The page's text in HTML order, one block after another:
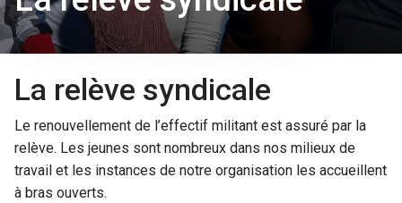
La relève syndicale
Le renouvellement de l’effectif militant est assuré par la
relève. Les jeunes sont nombreux dans nos milieux de
travail et les instances de notre organisation les accueillent
à bras ouverts.